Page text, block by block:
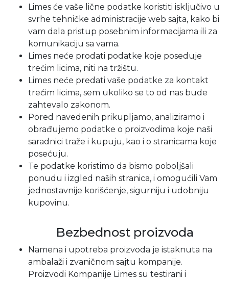
Limes će vaše lične podatke koristiti isključivo u
svrhe tehničke administracije web sajta, kako bi
vam dala pristup posebnim informacijama ili za
komunikaciju sa vama.
Limes neće prodati podatke koje poseduje
trećim licima, niti na tržištu.
Limes neće predati vaše podatke za kontakt
trećim licima, sem ukoliko se to od nas bude
zahtevalo zakonom.
Pored navedenih prikupljamo, analiziramo i
obrađujemo podatke o proizvodima koje naši
saradnici traže i kupuju, kao i o stranicama koje
posećuju.
Te podatke koristimo da bismo poboljšali
ponudu i izgled naših stranica, i omogućili Vam
jednostavnije korišćenje, sigurniju i udobniju
kupovinu.
Bezbednost proizvoda
Namena i upotreba proizvoda je istaknuta na
ambalaži i zvaničnom sajtu kompanije.
Proizvodi Kompanije Limes su testirani i